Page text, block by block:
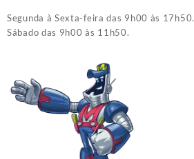
Segunda à Sexta-feira das 9h00 às 17h50.
Sábado das 9h00 às 11h50.